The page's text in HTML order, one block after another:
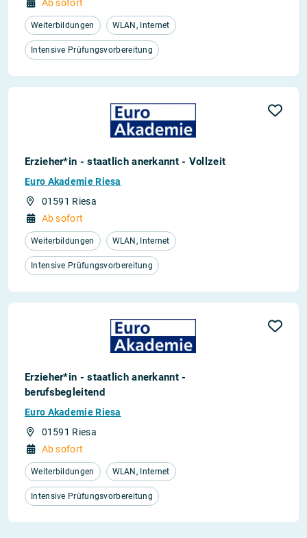
Ab sofort
Weiterbildungen WLAN, Internet
Intensive Prüfungsvorbereitung
Erzieher*in - staatlich anerkannt - Vollzeit
Euro Akademie Riesa
01591 Riesa
Ab sofort
Weiterbildungen WLAN, Internet
Intensive Prüfungsvorbereitung
Erzieher*in - staatlich anerkannt -
berufsbegleitend
Euro Akademie Riesa
01591 Riesa
Ab sofort
Weiterbildungen WLAN, Internet
Intensive Prüfungsvorbereitung